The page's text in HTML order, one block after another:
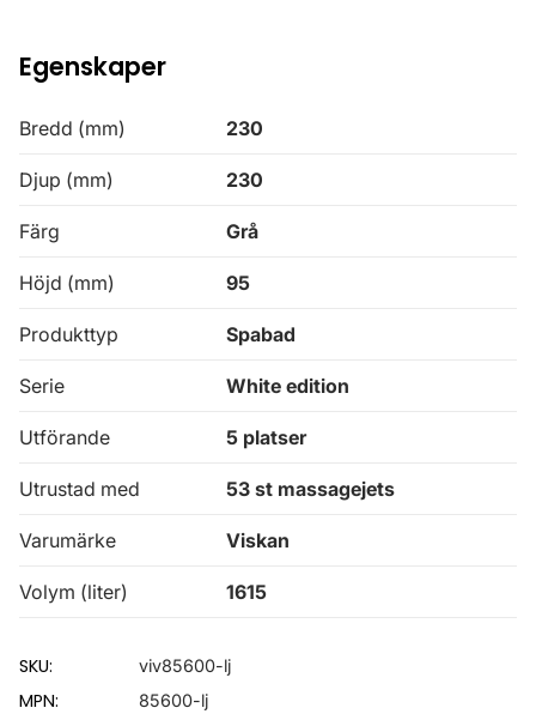
Egenskaper
Bredd (mm) 230
Djup (mm) 230
Färg Grå
Höjd (mm) 95
Produkttyp Spabad
Serie White edition
Utförande 5 platser
Utrustad med 53 st massagejets
Varumärke Viskan
Volym (liter) 1615
SKU: viv85600-lj
MPN: 85600-lj